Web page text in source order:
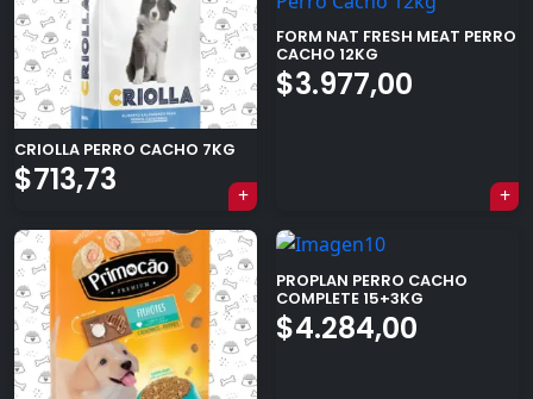
CRIOLLA PERRO CACHO 7KG
$713,73
FORM NAT FRESH MEAT PERRO
CACHO 12KG
$3.977,00
PROPLAN PERRO CACHO
COMPLETE 15+3KG
$4.284,00
Tu carrito está vacío.